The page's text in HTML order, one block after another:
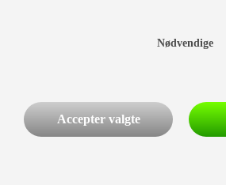
Nødvendige
Accepter valgte